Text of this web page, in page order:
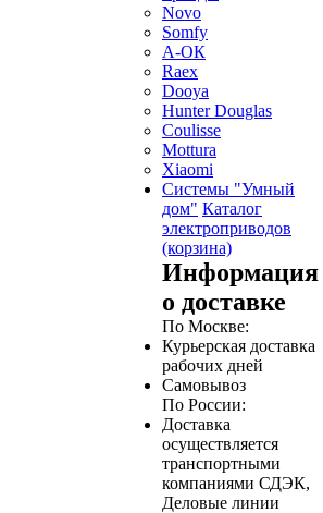
Novo
Somfy
А-ОК
Raex
Dooya
Hunter Douglas
Coulisse
Mottura
Xiaomi
Системы "Умный
дом" Каталог
электроприводов
(корзина)
Информация
о доставке
По Москве:
Курьерская доставка
рабочих дней
Самовывоз
По России:
Доставка
осуществляется
транспортными
компаниями СДЭК,
Деловые линии